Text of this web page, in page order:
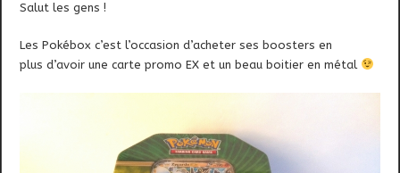
Salut les gens !
Les Pokébox c’est l’occasion d’acheter ses boosters en
plus d’avoir une carte promo EX et un beau boitier en métal